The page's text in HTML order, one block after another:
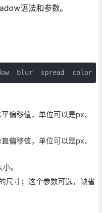
语法和参数。
blur  spread  color
偏移值，单位可以是px、
偏移值，单位可以是px、
。
尺寸；这个参数可选，缺省